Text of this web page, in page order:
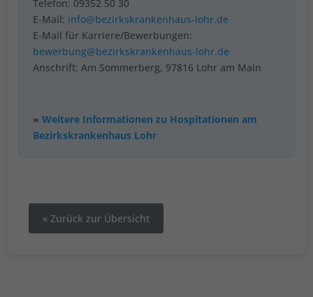
Telefon: 09352 50 30
E-Mail: info@bezirkskrankenhaus-lohr.de
E-Mail für Karriere/Bewerbungen:
bewerbung@bezirkskrankenhaus-lohr.de
Anschrift: Am Sommerberg, 97816 Lohr am Main
»Weitere Informationen zu Hospitationen am
Bezirkskrankenhaus Lohr
« Zurück zur Übersicht